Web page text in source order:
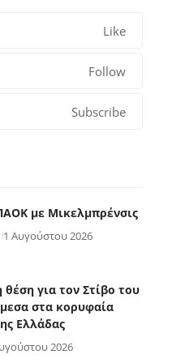
Like
Follow
Subscribe
με Μικελμπρένσις
1 Αυγούστου 2026
θέση για τον Στίβο του
στα κορυφαία
Ελλάδας
2026